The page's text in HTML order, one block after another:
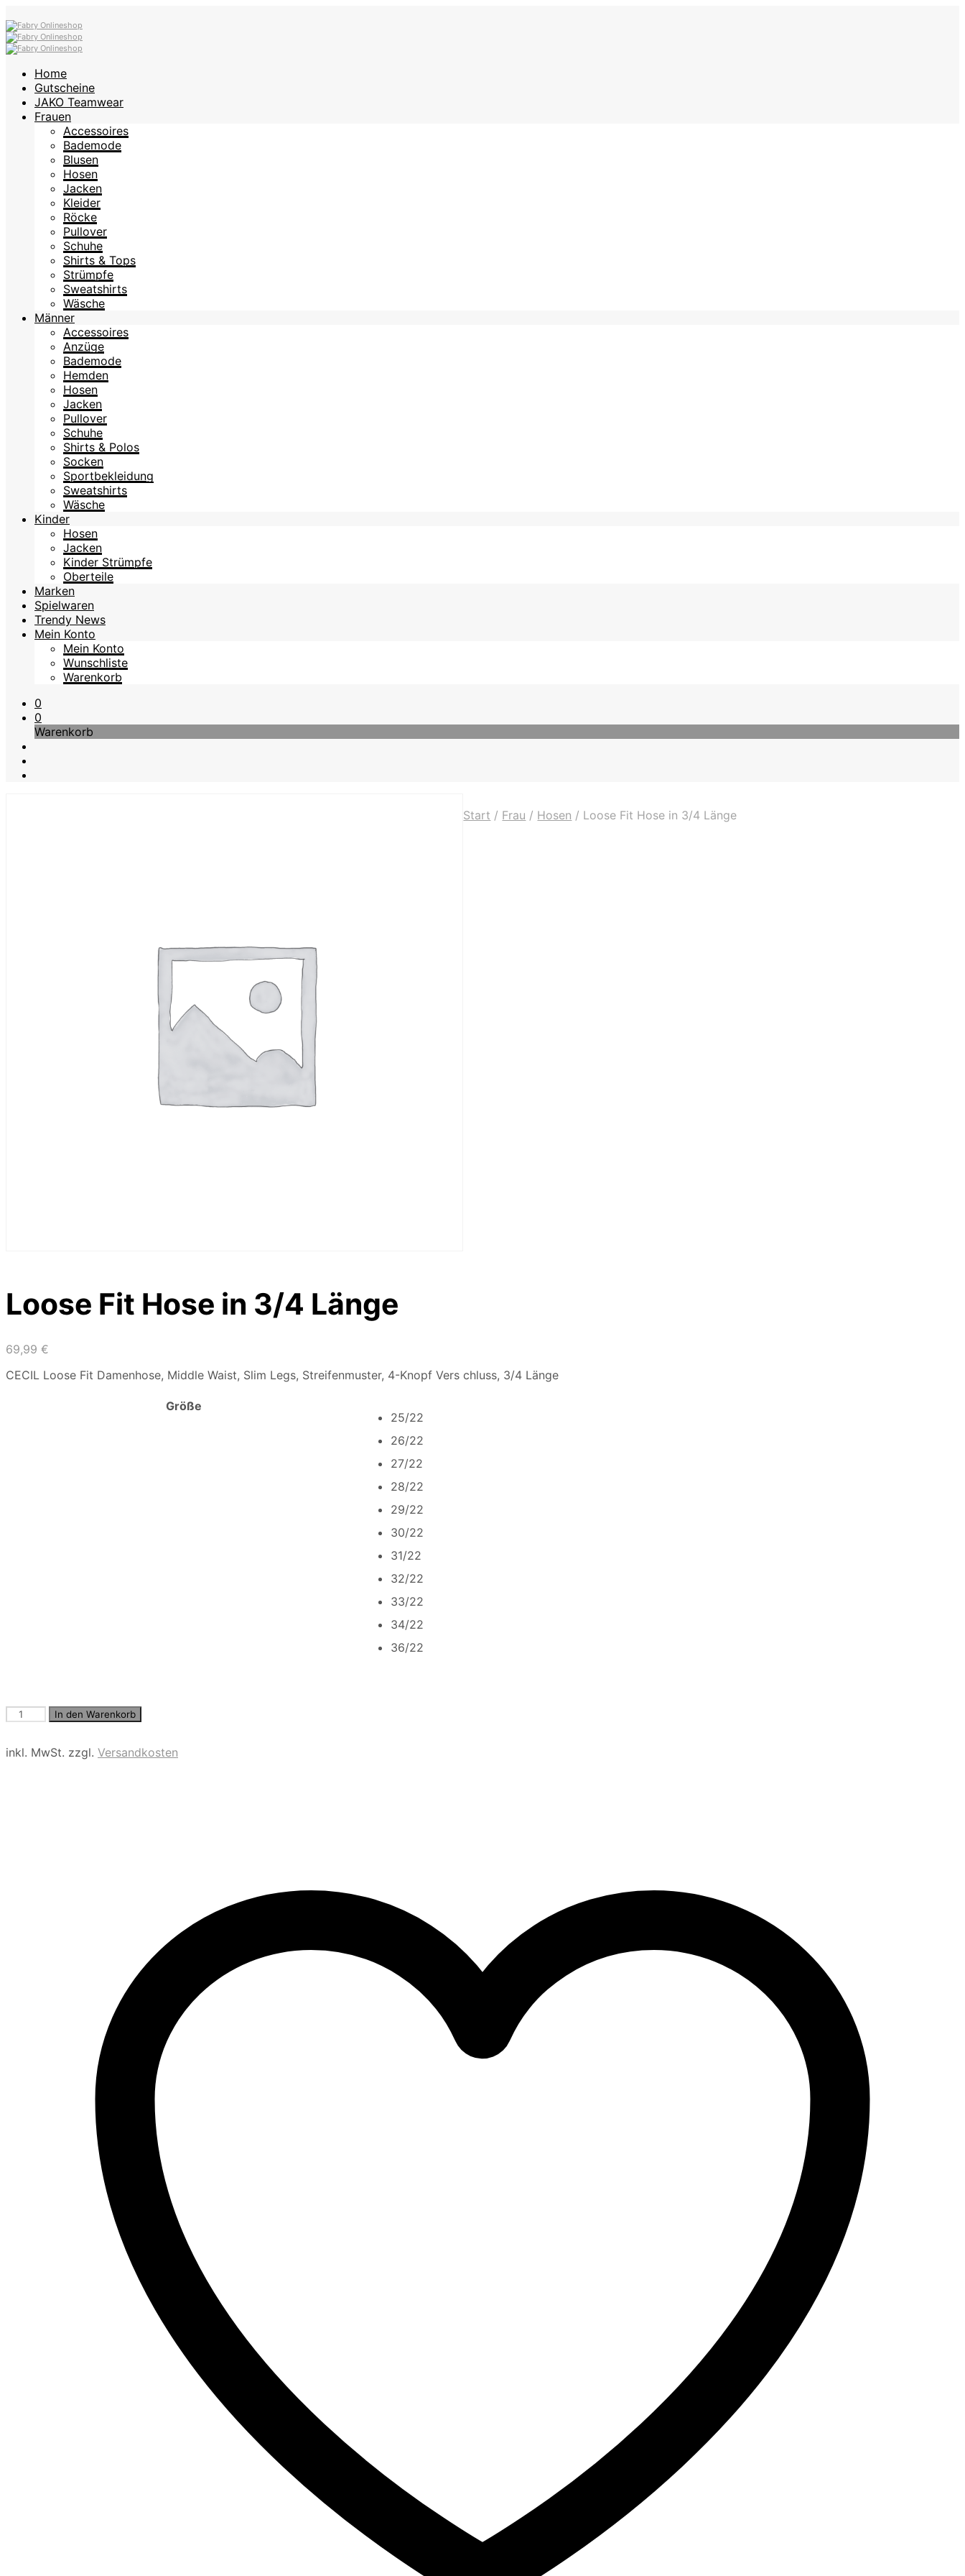
Home
Gutscheine
JAKO Teamwear
Frauen
Accessoires
Bademode
Blusen
Hosen
Jacken
Kleider
Röcke
Pullover
Schuhe
Shirts & Tops
Strümpfe
Sweatshirts
Wäsche
Männer
Accessoires
Anzüge
Bademode
Hemden
Hosen
Jacken
Pullover
Schuhe
Shirts & Polos
Socken
Sportbekleidung
Sweatshirts
Wäsche
Kinder
Hosen
Jacken
Kinder Strümpfe
Oberteile
Marken
Spielwaren
Trendy News
Mein Konto
Mein Konto
Wunschliste
Warenkorb
0
0
Warenkorb
Start / Frau / Hosen / Loose Fit Hose in 3/4 Länge
Loose Fit Hose in 3/4 Länge
69,99 €
CECIL Loose Fit Damenhose, Middle Waist, Slim Legs, Streifenmuster, 4-Knopf Vers chluss, 3/4 Länge
Größe
25/22
26/22
27/22
28/22
29/22
30/22
31/22
32/22
33/22
34/22
36/22
Loose
Fit
in
In den Warenkorb
inkl. MwSt. zzgl. Versandkosten